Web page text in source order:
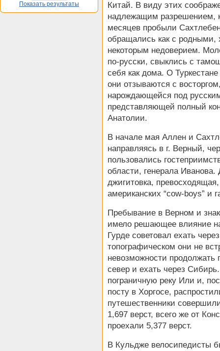
Показать результаты
Китай. В виду этих
надлежащим разрешением,
месяцев пробыли
обращались как с родными,
некоторым недоверием.
по-русски, свыклись с
себя как дома. О
они отзываются с
нарождающейся под
представляющей полный
Анатолии.
В начале мая Аллен и
направляясь в г. Верный,
пользовались
области, генерала
джигитовка,
американских “cow-boys” и
Пребывание в Верном и
имело решающее влияние
Гурде советовал ехать
топографическом они не
невозможности продолжать
север и ехать через
пограничную реку Или и,
посту в Хоргосе,
путешественники
1,697 верст, всего же от
проехали 5,377 верст.
В Кульдже велосипедисты